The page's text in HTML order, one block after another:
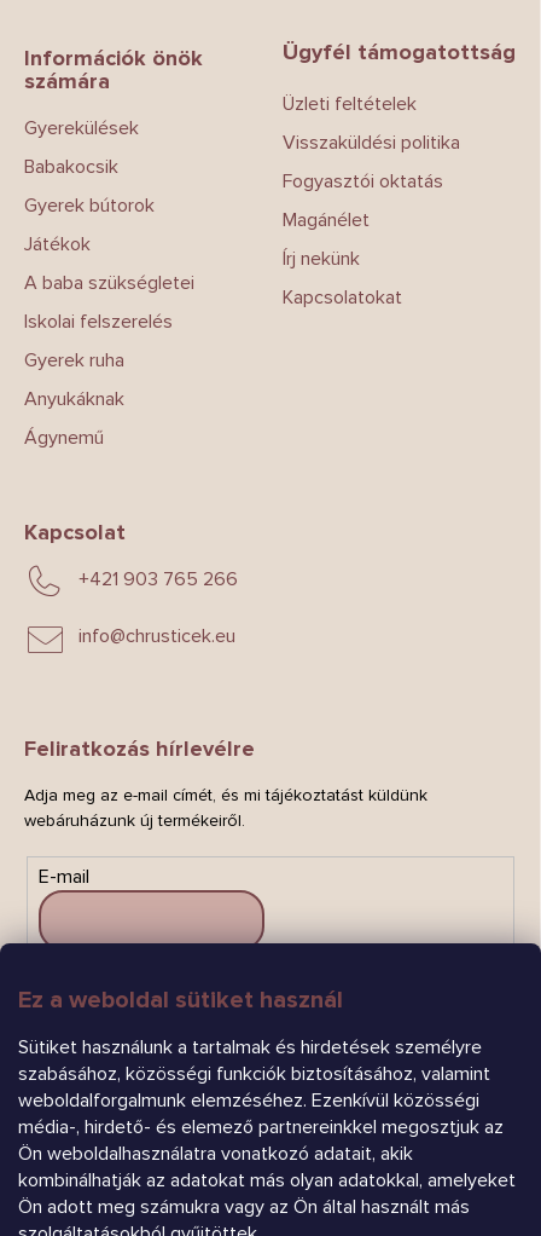
Ez a weboldal sütiket használ
Sütiket használunk a tartalmak és hirdetések személyre
szabásához, közösségi funkciók biztosításához, valamint
weboldalforgalmunk elemzéséhez. Ezenkívül közösségi
média-, hirdető- és elemező partnereinkkel megosztjuk az
Ön weboldalhasználatra vonatkozó adatait, akik
kombinálhatják az adatokat más olyan adatokkal, amelyeket
Ön adott meg számukra vagy az Ön által használt más
Információk önök
számára
Gyerekülések
Babakocsik
Gyerek bútorok
Játékok
A baba szükségletei
Iskolai felszerelés
Gyerek ruha
Anyukáknak
Ágynemű
Ügyfél támogatottság
Üzleti feltételek
Visszaküldési politika
Fogyasztói oktatás
Magánélet
Írj nekünk
Kapcsolatokat
Kapcsolat
info@chrusticek.eu
+421 903 765 266
Feliratkozás hírlevélre
Adja meg az e-mail címét, és mi tájékoztatást küldünk
webáruházunk új termékeiről.
E-mail
FELIRATKOZÁS
Árukereső.hu